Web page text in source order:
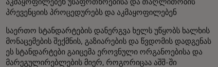
აკმაყოფილებენ უსაფრთხოებისა და თაღლითობის
პრევენციის პროცედურებს და აკმაყოფილებენ
საერთო სტანდარტების დანერგვა ხელს უწყობს ხალხის
მონაცემების შექმნის, გაზიარების და წვდომის დადგენას
ეს სტანდარტები გაიცემა ეროვნული ორგანოებისა და
მარეგულირებლების მიერ, როგორიცაა აშშ-ში